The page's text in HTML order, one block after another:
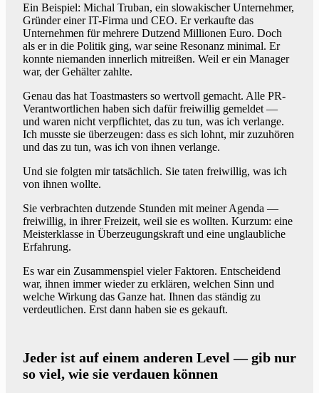
Ein Beispiel: Michal Truban, ein slowakischer Unternehmer,
Gründer einer IT-Firma und CEO. Er verkaufte das
Unternehmen für mehrere Dutzend Millionen Euro. Doch
als er in die Politik ging, war seine Resonanz minimal. Er
konnte niemanden innerlich mitreißen. Weil er ein Manager
war, der Gehälter zahlte.
Genau das hat Toastmasters so wertvoll gemacht. Alle PR-
Verantwortlichen haben sich dafür freiwillig gemeldet —
und waren nicht verpflichtet, das zu tun, was ich verlange.
Ich musste sie überzeugen: dass es sich lohnt, mir zuzuhören
und das zu tun, was ich von ihnen verlange.
Und sie folgten mir tatsächlich. Sie taten freiwillig, was ich
von ihnen wollte.
Sie verbrachten dutzende Stunden mit meiner Agenda —
freiwillig, in ihrer Freizeit, weil sie es wollten. Kurzum: eine
Meisterklasse in Überzeugungskraft und eine unglaubliche
Erfahrung.
Es war ein Zusammenspiel vieler Faktoren. Entscheidend
war, ihnen immer wieder zu erklären, welchen Sinn und
welche Wirkung das Ganze hat. Ihnen das ständig zu
verdeutlichen. Erst dann haben sie es gekauft.
Jeder ist auf einem anderen Level — gib nur
so viel, wie sie verdauen können